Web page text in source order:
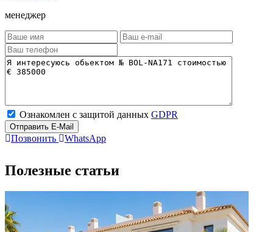
менеджер
Ознакомлен с защитой данных GDPR
Отправить E-Mail
Позвонить WhatsApp
Полезные статьи